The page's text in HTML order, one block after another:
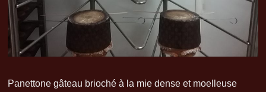
Panettone gâteau brioché à la mie dense et moelleuse